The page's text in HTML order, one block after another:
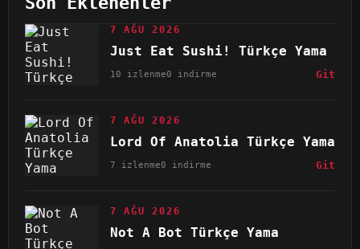
7 AĞU 2026
Just Eat Sushi! Türkçe Yama
10 izlenme0 indirme Git
7 AĞU 2026
Lord Of Anatolia Türkçe Yama
7 izlenme0 indirme Git
7 AĞU 2026
Not A Bot Türkçe Yama